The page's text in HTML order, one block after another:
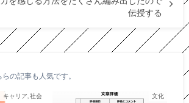
伝授する
らの記事も人気です。
キャリア, 社会 文化